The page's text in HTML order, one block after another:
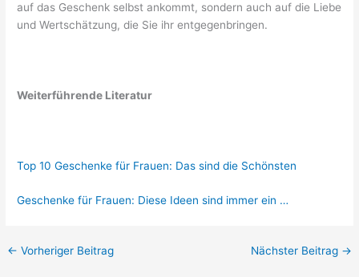
auf das Geschenk selbst ankommt, sondern auch auf die Liebe
und Wertschätzung, die Sie ihr entgegenbringen.
Weiterführende Literatur
Top 10 Geschenke für Frauen: Das sind die Schönsten
Geschenke für Frauen: Diese Ideen sind immer ein …
← Vorheriger Beitrag Nächster Beitrag →